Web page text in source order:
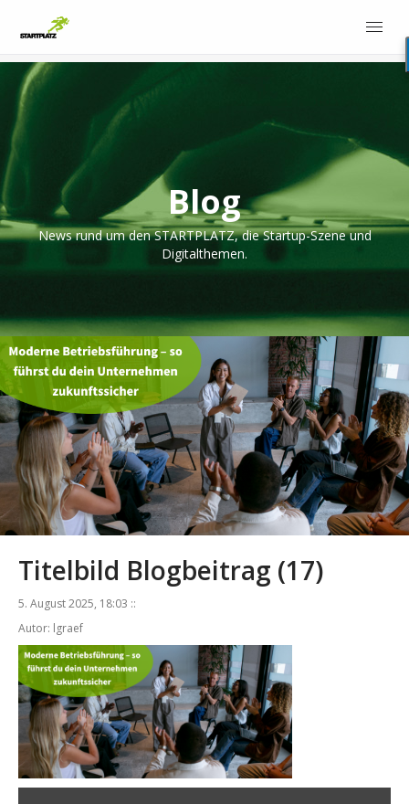
Blog
News rund um den STARTPLATZ, die Startup-Szene und
Digitalthemen.
Titelbild Blogbeitrag (17)
5. August 2025, 18:03 ::
Autor: lgraef